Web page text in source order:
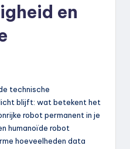
en
technische
blijft: wat betekent het
robot permanent in je
humanoïde robot
hoeveelheden data